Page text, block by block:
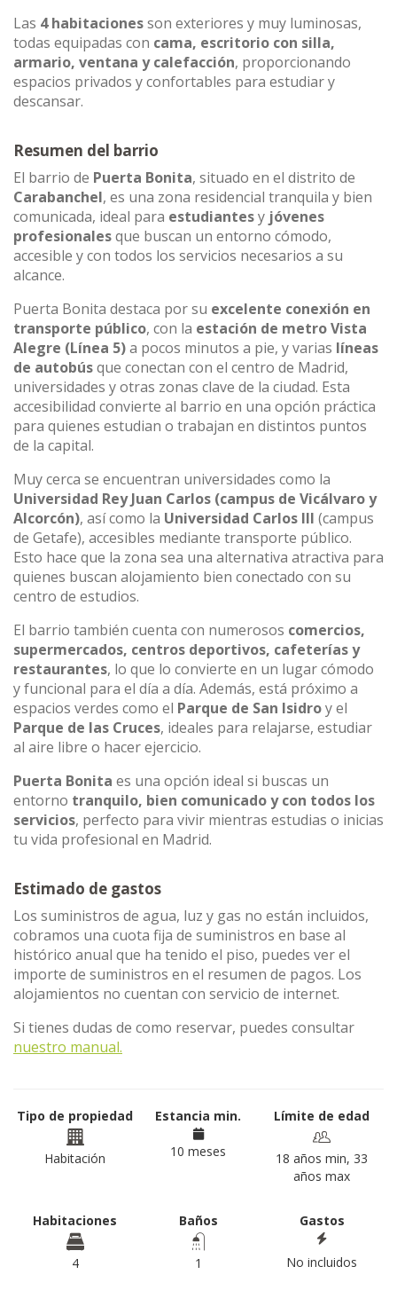
Las 4 habitacionesson exteriores y muy luminosas,
todas equipadas con cama, escritorio con silla,
armario, ventana y calefacción, proporcionando
espacios privados y confortables para estudiar y
descansar.
Resumen del barrio
El barrio de Puerta Bonita, situado en el distrito de
Carabanchel, es una zona residencial tranquila y bien
comunicada, ideal para estudiantesy jóvenes
profesionalesque buscan un entorno cómodo,
accesible y con todos los servicios necesarios a su
alcance.
Puerta Bonita destaca por su excelente conexión en
transporte público, con la estación de metro Vista
Alegre (Línea 5)a pocos minutos a pie, y varias líneas
de autobúsque conectan con el centro de Madrid,
universidades y otras zonas clave de la ciudad. Esta
accesibilidad convierte al barrio en una opción práctica
para quienes estudian o trabajan en distintos puntos
de la capital.
Muy cerca se encuentran universidades como la
Universidad Rey Juan Carlos (campus de Vicálvaro y
Alcorcón), así como la Universidad Carlos III (campus
de Getafe), accesibles mediante transporte público.
Esto hace que la zona sea una alternativa atractiva para
quienes buscan alojamiento bien conectado con su
centro de estudios.
El barrio también cuenta con numerosos comercios,
supermercados, centros deportivos, cafeterías y
restaurantes, lo que lo convierte en un lugar cómodo
y funcional para el día a día. Además, está próximo a
espacios verdes como el Parque de San Isidroy el
Parque de las Cruces, ideales para relajarse, estudiar
al aire libre o hacer ejercicio.
Puerta Bonita es una opción ideal si buscas un
entorno tranquilo, bien comunicado y con todos los
servicios, perfecto para vivir mientras estudias o inicias
tu vida profesional en Madrid.
Estimado de gastos
Los suministros de agua, luz y gas no están incluidos,
cobramos una cuota fija de suministros en base al
histórico anual que ha tenido el piso, puedes ver el
importe de suministros en el resumen de pagos. Los
alojamientos no cuentan con servicio de internet.
Si tienes dudas de como reservar, puedes consultar
nuestro manual.
Tipo de propiedad
Habitación
Estancia min.
10 meses
Límite de edad
18 años min, 33
años max
Habitaciones
4
Baños
1
Gastos
No incluidos